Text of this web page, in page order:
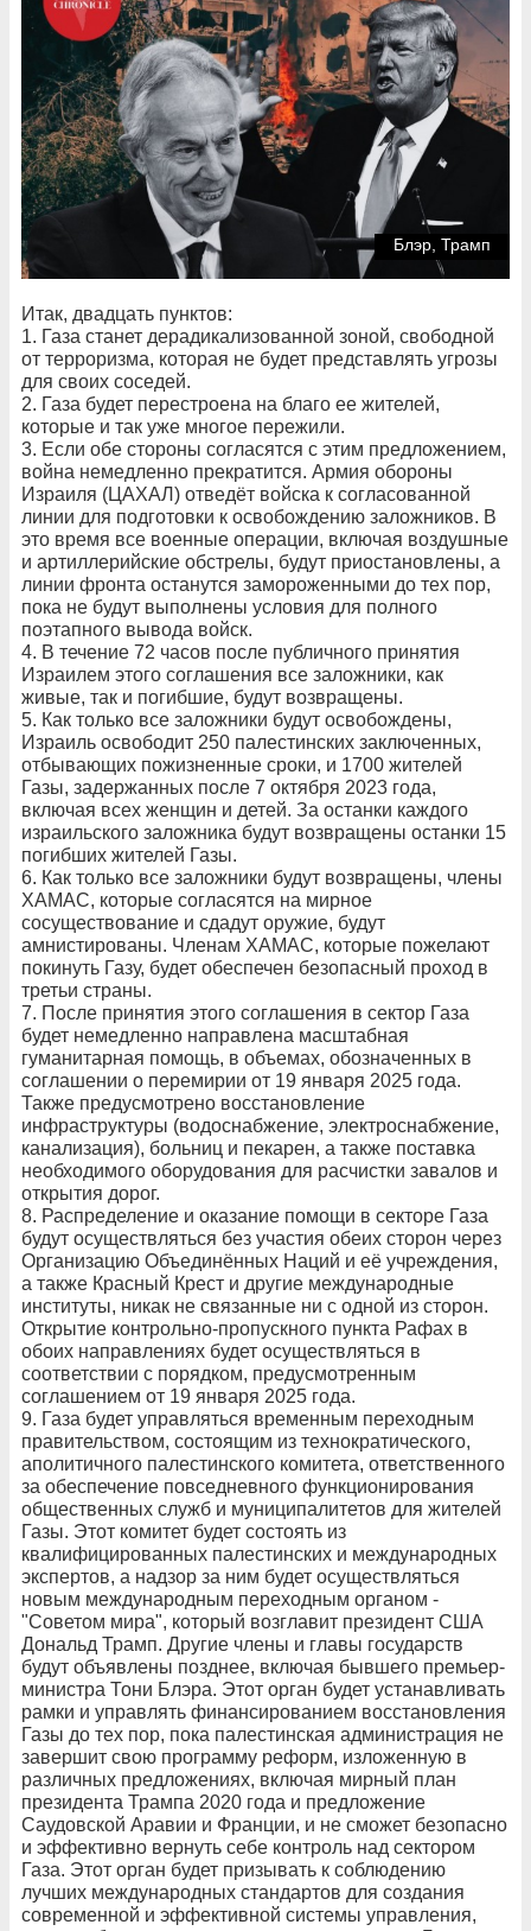
Блэр, Трамп
Итак, двадцать пунктов:
1. Газа станет дерадикализованной зоной, свободной
от терроризма, которая не будет представлять угрозы
для своих соседей.
2. Газа будет перестроена на благо ее жителей,
которые и так уже многое пережили.
3. Если обе стороны согласятся с этим предложением,
война немедленно прекратится. Армия обороны
Израиля (ЦАХАЛ) отведёт войска к согласованной
линии для подготовки к освобождению заложников. В
это время все военные операции, включая воздушные
и артиллерийские обстрелы, будут приостановлены, а
линии фронта останутся замороженными до тех пор,
пока не будут выполнены условия для полного
поэтапного вывода войск.
4. В течение 72 часов после публичного принятия
Израилем этого соглашения все заложники, как
живые, так и погибшие, будут возвращены.
5. Как только все заложники будут освобождены,
Израиль освободит 250 палестинских заключенных,
отбывающих пожизненные сроки, и 1700 жителей
Газы, задержанных после 7 октября 2023 года,
включая всех женщин и детей. За останки каждого
израильского заложника будут возвращены останки 15
погибших жителей Газы.
6. Как только все заложники будут возвращены, члены
ХАМАС, которые согласятся на мирное
сосуществование и сдадут оружие, будут
амнистированы. Членам ХАМАС, которые пожелают
покинуть Газу, будет обеспечен безопасный проход в
третьи страны.
7. После принятия этого соглашения в сектор Газа
будет немедленно направлена масштабная
гуманитарная помощь, в объемах, обозначенных в
соглашении о перемирии от 19 января 2025 года.
Также предусмотрено восстановление
инфраструктуры (водоснабжение, электроснабжение,
канализация), больниц и пекарен, а также поставка
необходимого оборудования для расчистки завалов и
открытия дорог.
8. Распределение и оказание помощи в секторе Газа
будут осуществляться без участия обеих сторон через
Организацию Объединённых Наций и её учреждения,
а также Красный Крест и другие международные
институты, никак не связанные ни с одной из сторон.
Открытие контрольно-пропускного пункта Рафах в
обоих направлениях будет осуществляться в
соответствии с порядком, предусмотренным
соглашением от 19 января 2025 года.
9. Газа будет управляться временным переходным
правительством, состоящим из технократического,
аполитичного палестинского комитета, ответственного
за обеспечение повседневного функционирования
общественных служб и муниципалитетов для жителей
Газы. Этот комитет будет состоять из
квалифицированных палестинских и международных
экспертов, а надзор за ним будет осуществляться
новым международным переходным органом -
"Советом мира", который возглавит президент США
Дональд Трамп. Другие члены и главы государств
будут объявлены позднее, включая бывшего премьер-
министра Тони Блэра. Этот орган будет устанавливать
рамки и управлять финансированием восстановления
Газы до тех пор, пока палестинская администрация не
завершит свою программу реформ, изложенную в
различных предложениях, включая мирный план
президента Трампа 2020 года и предложение
Саудовской Аравии и Франции, и не сможет безопасно
и эффективно вернуть себе контроль над сектором
Газа. Этот орган будет призывать к соблюдению
лучших международных стандартов для создания
современной и эффективной системы управления,